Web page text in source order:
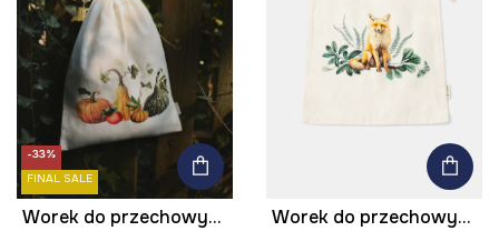
-33%
FINAL SALE
Worek do przechowywania bawełniany z nadrukiem 30 x 40 cm
Worek do przechowywania bawełniany z nadrukiem 30 x 40 cm